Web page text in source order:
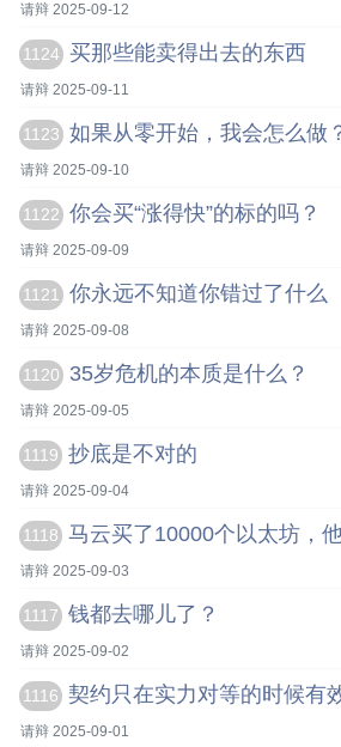
请辩 2025-09-12
1124 买那些能卖得出去的东西
请辩 2025-09-11
1123 如果从零开始，我会怎么做
请辩 2025-09-10
1122 你会买“涨得快”的标的吗？
请辩 2025-09-09
1121 你永远不知道你错过了什么
请辩 2025-09-08
1120 35岁危机的本质是什么？
请辩 2025-09-05
1119 抄底是不对的
请辩 2025-09-04
1118 马云买了10000个以太坊，
请辩 2025-09-03
1117 钱都去哪儿了？
请辩 2025-09-02
1116 契约只在实力对等的时候有
请辩 2025-09-01